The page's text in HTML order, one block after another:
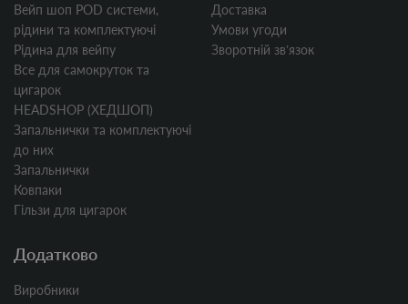
Вейп шоп POD системи,
рідини та комплектуючі
Рідина для вейпу
Все для самокруток та
цигарок
HEADSHOP (ХЕДШОП)
Запальнички та комплектуючі
до них
Запальнички
Ковпаки
Гільзи для цигарок
Доставка
Умови угоди
Зворотній звʼязок
Додатково
Виробники